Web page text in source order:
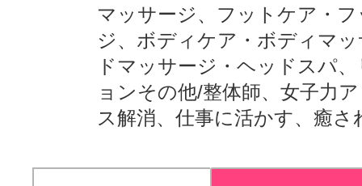
マッサージ、フットケア・
ジ、ボディケア・ボディマ
ドマッサージ・ヘッドスパ
ョンその他/整体師、女子力
ス解消、仕事に活かす、癒さ